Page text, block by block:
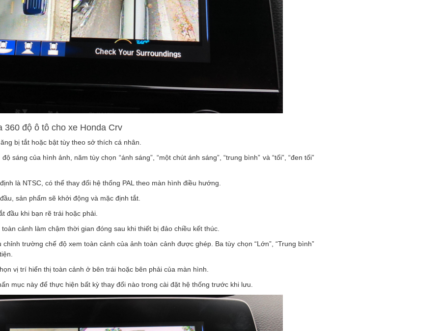
360 độ ô tô cho xe Honda Crv
bị tắt hoặc bật tùy theo sở thích cá nhân.
sáng của hình ảnh, năm tùy chọn “ánh sáng”, “một chút ánh sáng”, “trung bình” và “tối”, “đen tối”
là NTSC, có thể thay đổi hệ thống PAL theo màn hình điều hướng.
sản phẩm sẽ khởi động và mặc định tắt.
đầu khi bạn rẽ trái hoặc phải.
cảnh làm chậm thời gian đóng sau khi thiết bị đảo chiều kết thúc.
trường chế độ xem toàn cảnh của ảnh toàn cảnh được ghép. Ba tùy chọn “Lớn”, “Trung bình”
vị trí hiển thị toàn cảnh ở bên trái hoặc bên phải của màn hình.
mục này để thực hiện bất kỳ thay đổi nào trong cài đặt hệ thống trước khi lưu.